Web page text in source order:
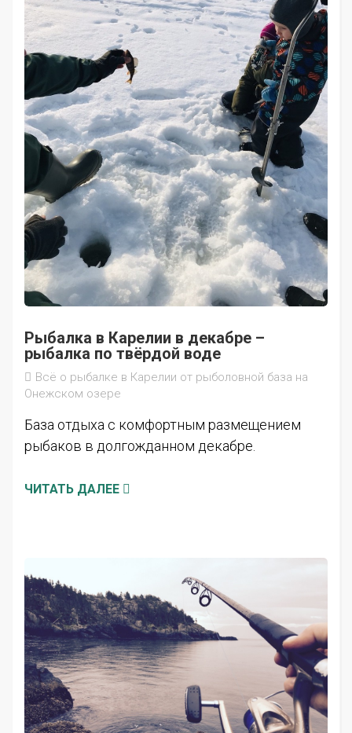
Рыбалка в Карелии в декабре –
рыбалка по твёрдой воде
Всё о рыбалке в Карелии от рыболовной база на
Онежском озере
База отдыха с комфортным размещением
рыбаков в долгожданном декабре.
ЧИТАТЬ ДАЛЕЕ